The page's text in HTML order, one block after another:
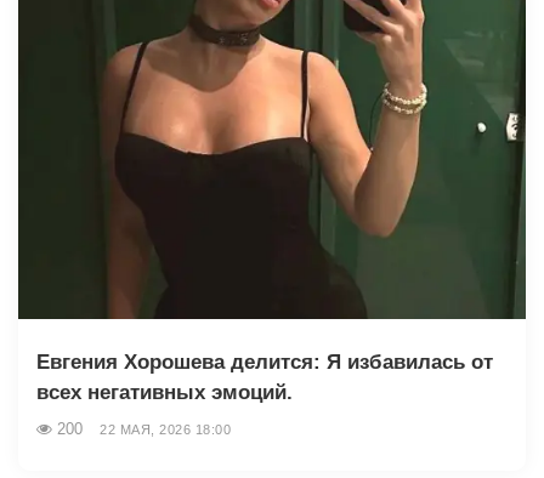
Евгения Хорошева делится: Я избавилась от
всех негативных эмоций.
200 22 МАЯ, 2026 18:00